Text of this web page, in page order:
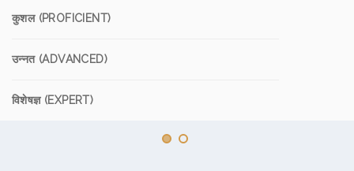
कुशल (PROFICIENT)
उन्नत (ADVANCED)
विशेषज्ञ (EXPERT)